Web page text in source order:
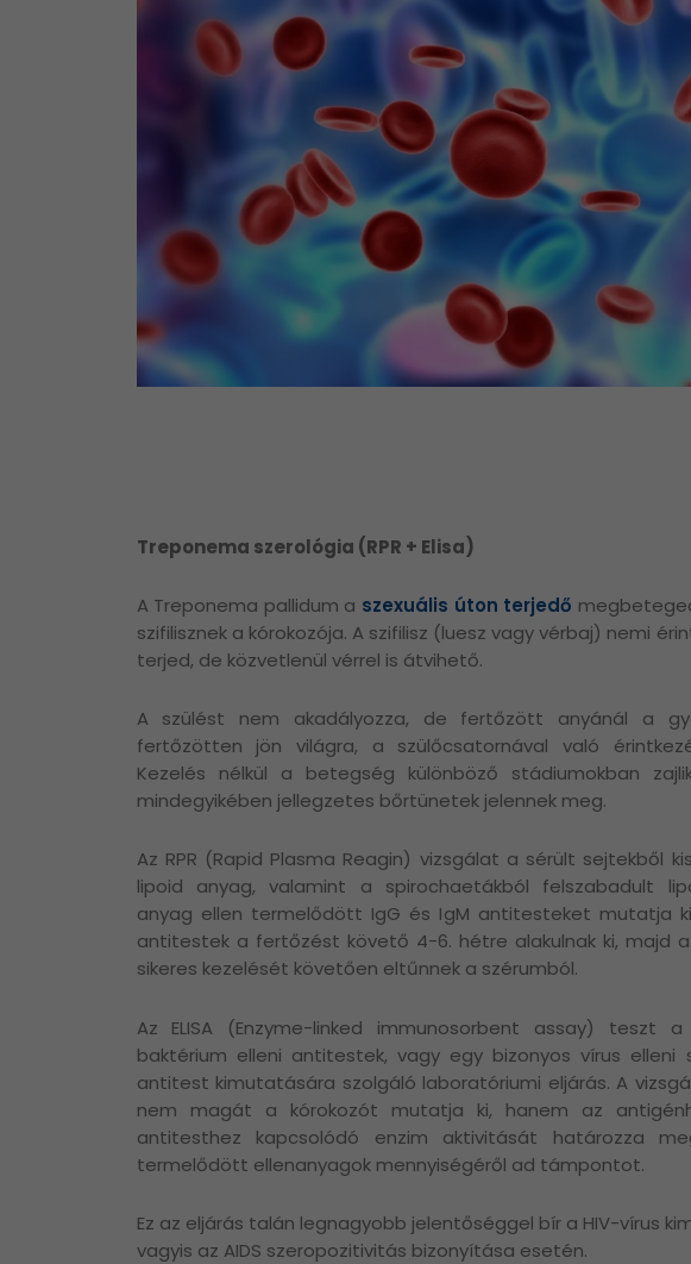
Treponema szerológia (RPR + Elisa)
A Treponema pallidum a szexuális úton terjedő
szifilisznek a kórokozója. A szifilisz (luesz vagy vérbaj) nemi
terjed, de közvetlenül vérrel is átvihető.
A szülést nem akadályozza, de fertőzött anyánál a
fertőzötten jön világra, a szülőcsatornával való
Kezelés nélkül a betegség különböző stádiumokban
mindegyikében jellegzetes bőrtünetek jelennek meg.
Az RPR (Rapid Plasma Reagin) vizsgálat a sérült sejtekből
lipoid anyag, valamint a spirochaetákból felszabadult
anyag ellen termelődött IgG és IgM antitesteket mutatja
antitestek a fertőzést követő 4-6. hétre alakulnak ki, majd
sikeres kezelését követően eltűnnek a szérumból.
Az ELISA (Enzyme-linked immunosorbent assay) teszt
baktérium elleni antitestek, vagy egy bizonyos vírus elleni
antitest kimutatására szolgáló laboratóriumi eljárás. A
nem magát a kórokozót mutatja ki, hanem az
antitesthez kapcsolódó enzim aktivitását határozza
termelődött ellenanyagok mennyiségéről ad támpontot.
Ez az eljárás talán legnagyobb jelentőséggel bír a HIV-vírus
vagyis az AIDS szeropozitivitás bizonyítása esetén.